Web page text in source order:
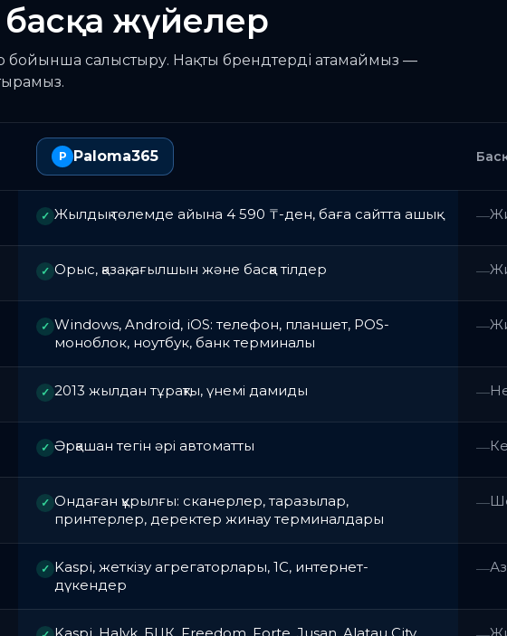
басқа жүйелер
бойынша салыстыру. Нақты брендтерді атамаймыз —
P Paloma365
✓ Жылдық төлемде айына 4 590 ₸-ден, баға сайтта ашық —
✓ Орыс, қазақ, ағылшын және басқа тілдер —
✓ Windows, Android, iOS: телефон, планшет, POS-
моноблок, ноутбук, банк терминалы
—
✓ 2013 жылдан тұрақты, үнемі дамиды —
✓ Әрқашан тегін әрі автоматты —
✓ Ондаған құрылғы: сканерлер, таразылар,
принтерлер, деректер жинау терминалдары
—
✓ Kaspi, жеткізу агрегаторлары, 1С, интернет-
дүкендер
—